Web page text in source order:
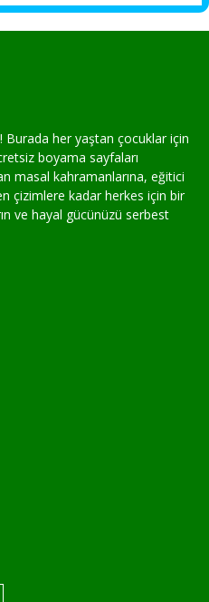
Burada her yaştan çocuklar için
boyama sayfaları
masal kahramanlarına, eğitici
çizimlere kadar herkes için bir
ve hayal gücünüzü serbest